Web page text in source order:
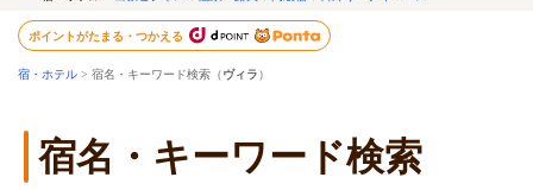
ポイントがたまる・つかえる
宿・ホテル > 宿名・キーワード検索（ヴィラ）
宿名・キーワード検索